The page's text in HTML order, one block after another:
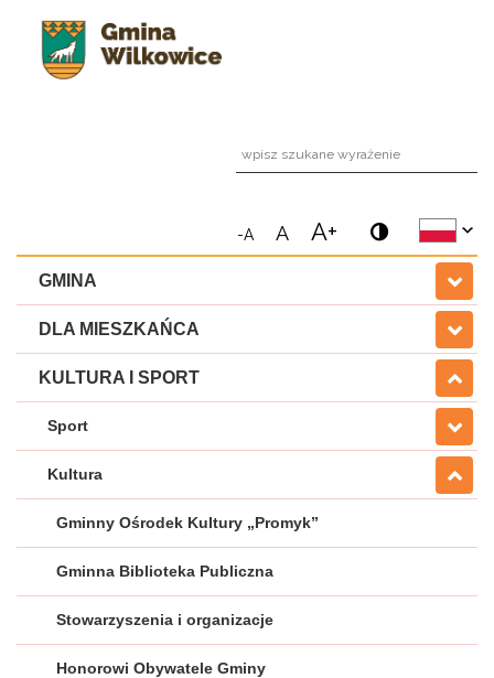
-A A A+
GMINA
DLA MIESZKAŃCA
KULTURA I SPORT
Sport
Kultura
Gminny Ośrodek Kultury „Promyk”
Gminna Biblioteka Publiczna
Stowarzyszenia i organizacje
Honorowi Obywatele Gminy